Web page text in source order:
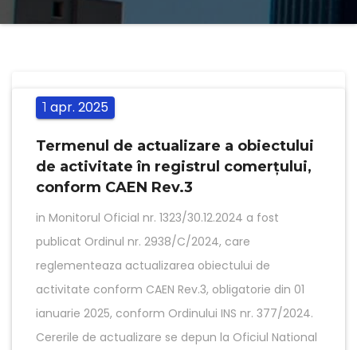
1 apr. 2025
Termenul de actualizare a obiectului
de activitate în registrul comerțului,
conform CAEN Rev.3
in Monitorul Oficial nr. 1323/30.12.2024 a fost
publicat Ordinul nr. 2938/C/2024, care
reglementeaza actualizarea obiectului de
activitate conform CAEN Rev.3, obligatorie din 01
ianuarie 2025, conform Ordinului INS nr. 377/2024.
Cererile de actualizare se depun la Oficiul National